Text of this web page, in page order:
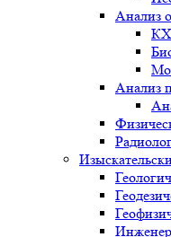
Анализ
Анализ